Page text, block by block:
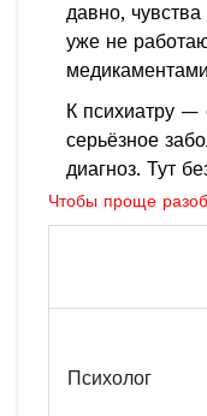
давно,
уже не
К психиатру —
серьёзное
диагноз. Тут
Чтобы проще
Психолог